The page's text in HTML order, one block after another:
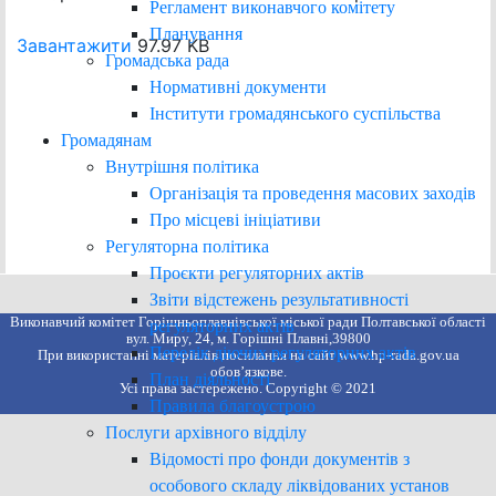
Регламент виконавчого комітету
Планування
Громадська рада
Нормативні документи
Інститути громадянського суспільства
Громадянам
Внутрішня політика
Організація та проведення масових заходів
Про місцеві ініціативи
Регуляторна політика
Проєкти регуляторних актів
Звіти відстежень результативності
регуляторних актів
Перелік діючих регуляторних актів
План діяльності
Правила благоустрою
Послуги архівного відділу
Відомості про фонди документів з
особового складу ліквідованих установ
Завантажити 97.97 KB
Виконавчий комітет Горішньоплавнівської міської ради Полтавської області
вул. Миру, 24, м. Горішні Плавні,39800
При використанні матеріалів посилання на сайт www.hp-rada.gov.ua
обов’язкове.
Усі права застережено. Copyright © 2021